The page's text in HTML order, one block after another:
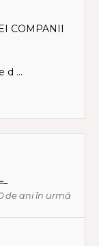
COMPANII
d ...
de ani în urmă